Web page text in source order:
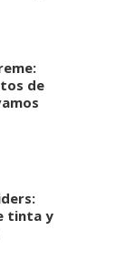
de
tinta y